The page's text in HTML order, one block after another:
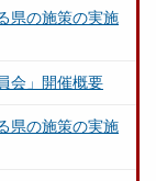
県の施策の実施
会」開催概要
県の施策の実施